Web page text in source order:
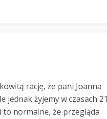
rację, że pani Joanna
jednak żyjemy w czasach 21
to normalne, że przegląda